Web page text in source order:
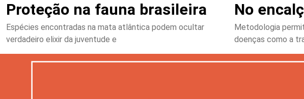
Proteção na fauna brasileira
Espécies encontradas na mata atlântica podem ocultar
verdadeiro elixir da juventude e
No
Metodologia
doenças como a